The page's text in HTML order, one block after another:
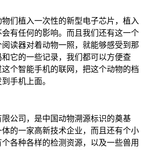
们植入一次性的新型电子芯片，植入
有任何的影响。而且我们还有这一个
读器对着动物一照，就能够感受到那
它的一些记录，我们都可以方便查
个智能手机的联网，把这个动物的档
手机上面。
公司，是中国动物溯源标识的奠基
的一家高新技术企业，而且还有个小
各种各样的检测资源，以及一些兽用